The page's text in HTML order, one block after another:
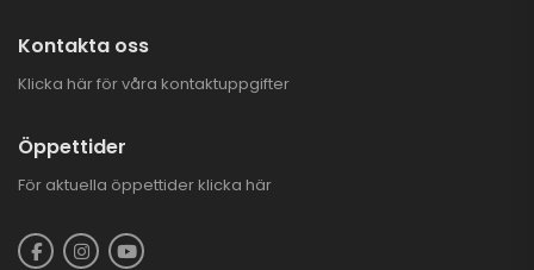
Kontakta oss
Klicka här för våra kontaktuppgifter
Öppettider
För aktuella öppettider klicka här